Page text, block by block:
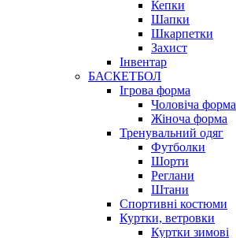
Кепки
Шапки
Шкарпетки
Захист
Інвентар
БАСКЕТБОЛ
Ігрова форма
Чоловіча форма
Жіноча форма
Тренувальний одяг
Футболки
Шорти
Реглани
Штани
Спортивні костюми
Куртки, ветровки
Куртки зимові